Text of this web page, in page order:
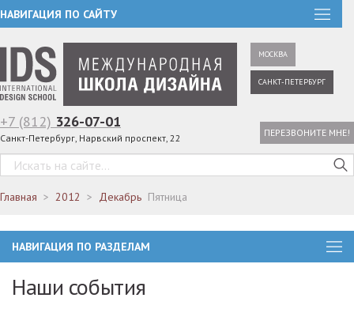
НАВИГАЦИЯ ПО САЙТУ
МОСКВА
САНКТ-ПЕТЕРБУРГ
+7 (812) 326-07-01
Санкт-Петербург, Нарвский проспект, 22 ПЕРЕЗВОНИТЕ МНЕ!
Главная 2012 Декабрь Пятница
НАВИГАЦИЯ ПО РАЗДЕЛАМ
Наши события